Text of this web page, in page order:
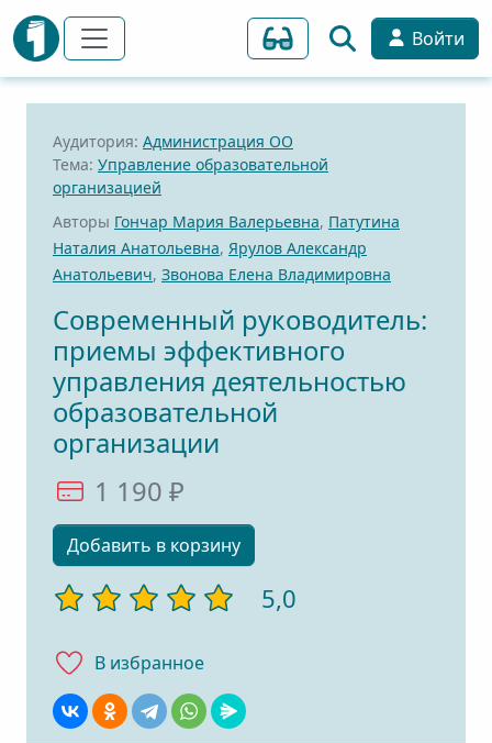
Войти
Аудитория: Администрация ОО
Тема: Управление образовательной
организацией
Авторы Гончар Мария Валерьевна, Патутина
Наталия Анатольевна, Ярулов Александр
Анатольевич, Звонова Елена Владимировна
Современный руководитель:
приемы эффективного
управления деятельностью
образовательной
организации
1 190 ₽
Добавить в корзину
5,0
В избранноe